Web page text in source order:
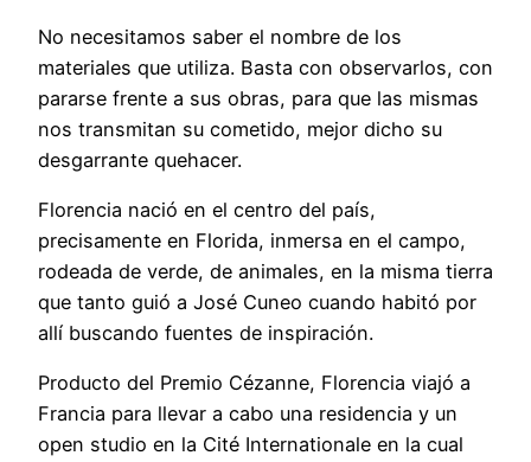
No necesitamos saber el nombre de los
materiales que utiliza. Basta con observarlos, con
pararse frente a sus obras, para que las mismas
nos transmitan su cometido, mejor dicho su
desgarrante quehacer.
Florencia nació en el centro del país,
precisamente en Florida, inmersa en el campo,
rodeada de verde, de animales, en la misma tierra
que tanto guió a José Cuneo cuando habitó por
allí buscando fuentes de inspiración.
Producto del Premio Cézanne, Florencia viajó a
Francia para llevar a cabo una residencia y un
open studio en la Cité Internationale en la cual